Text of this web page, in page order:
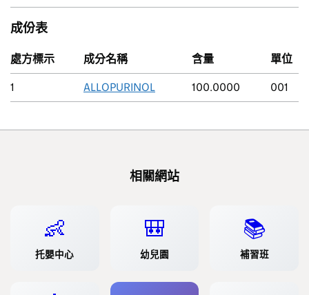
成份表
處方標示 成分名稱 含量 單位
1 ALLOPURINOL 100.0000 001
相關網站
👶
托嬰中心
🎒
幼兒園
📚
補習班